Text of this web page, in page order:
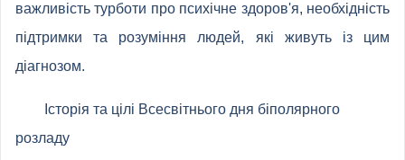
важливість турботи про психічне здоров'я, необхідність
підтримки та розуміння людей, які живуть із цим
діагнозом.
Історія та цілі Всесвітнього дня біполярного
розладу